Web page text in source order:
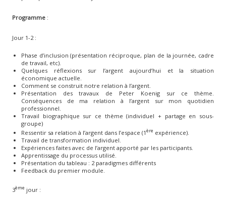
Programme:
Jour 1-2 :
Phase d’inclusion (présentation réciproque, plan de la journée, cadre
de travail, etc).
Quelques réflexions sur l’argent aujourd’hui et la situation
économique actuelle.
Comment se construit notre relation à l’argent.
Présentation des travaux de Peter Koenig sur ce thème.
Conséquences de ma relation à l’argent sur mon quotidien
professionnel.
Travail biographique sur ce thème (individuel + partage en sous-
groupe)
Ressentir sa relation à l’argent dans l’espace (1ère expérience).
Travail de transformation individuel.
Expériences faites avec de l’argent apporté par les participants.
Apprentissage du processus utilisé.
Présentation du tableau : 2 paradigmes différents
Feedback du premier module.
3ème jour :